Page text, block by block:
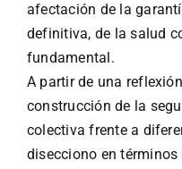
afectación de la
definitiva, de la salud
fundamental.
A partir de una
construcción de la
colectiva frente a
disecciono en